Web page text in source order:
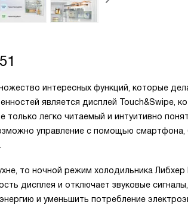
интересных функций, которые
является дисплей Touch&Swipe,
легко читаемый и интуитивно
управление с помощью смартфона,
то ночной режим холодильника Либхер
дисплея и отключает звуковые
и уменьшить потребление